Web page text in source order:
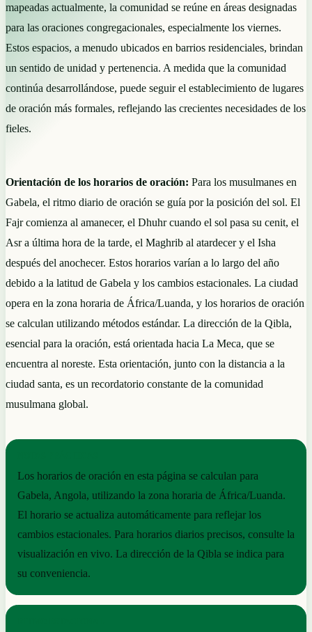
mapeadas actualmente, la comunidad se reúne en áreas designadas
para las oraciones congregacionales, especialmente los viernes.
Estos espacios, a menudo ubicados en barrios residenciales, brindan
un sentido de unidad y pertenencia. A medida que la comunidad
continúa desarrollándose, puede seguir el establecimiento de lugares
de oración más formales, reflejando las crecientes necesidades de los
fieles.
Orientación de los horarios de oración: Para los musulmanes en
Gabela, el ritmo diario de oración se guía por la posición del sol. El
Fajr comienza al amanecer, el Dhuhr cuando el sol pasa su cenit, el
Asr a última hora de la tarde, el Maghrib al atardecer y el Isha
después del anochecer. Estos horarios varían a lo largo del año
debido a la latitud de Gabela y los cambios estacionales. La ciudad
opera en la zona horaria de África/Luanda, y los horarios de oración
se calculan utilizando métodos estándar. La dirección de la Qibla,
esencial para la oración, está orientada hacia La Meca, que se
encuentra al noreste. Esta orientación, junto con la distancia a la
ciudad santa, es un recordatorio constante de la comunidad
musulmana global.
Los horarios de oración en esta página se calculan para
Gabela, Angola, utilizando la zona horaria de África/Luanda.
El horario se actualiza automáticamente para reflejar los
cambios estacionales. Para horarios diarios precisos, consulte la
visualización en vivo. La dirección de la Qibla se indica para
su conveniencia.